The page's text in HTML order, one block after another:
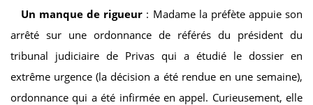
Un manque de rigueur : Madame la préfète appuie son
arrêté sur une ordonnance de référés du président du
tribunal judiciaire de Privas qui a étudié le dossier en
extrême urgence (la décision a été rendue en une semaine),
ordonnance qui a été infirmée en appel. Curieusement, elle